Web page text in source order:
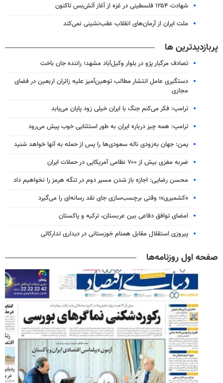
شهادت ۱۲۵۴ فلسطینی در غزه از آغاز آتش‌بس تاکنون
ملت ایران از آرمان‌های انقلاب عقب‌نشینی نمی‌کند
پربازدیدترین ها
تصادف مرگبار پژو در بلوار وکیل‌آباد مشهد؛ راننده جان باخت
دستگیری عامل انتشار مطالب توهین‌آمیز علیه زائران اربعین در فضای
مجازی
ترامپ: فکر می‌کنم جنگ با ایران خیلی زود پایان می‌یابد
ترامپ: همه چیز درباره ایران به طور استثنایی خوب پیش می‌رود
یمن: جهان به‌زودی ناله سعودی‌ها را پس از حمله به آنها خواهد شنید
ضربه مغزی بیش از ۷۰۰ نظامی آمریکایی در حملات ایران
محسن رضایی: اجازه باز شدن مسیر دوم در تنگه هرمز را نخواهیم داد
«کشمیری»؛ وقتی برچسب‌سازی جای نقد رسانه‌ای را می‌گیرد
امضای توافق دفاعی بین عربستان، ترکیه و پاکستان
پیروزی استقلال مقابل همنام خوزستانی در دیداری تدارکاتی
صفحه اول روزنامه‌ها